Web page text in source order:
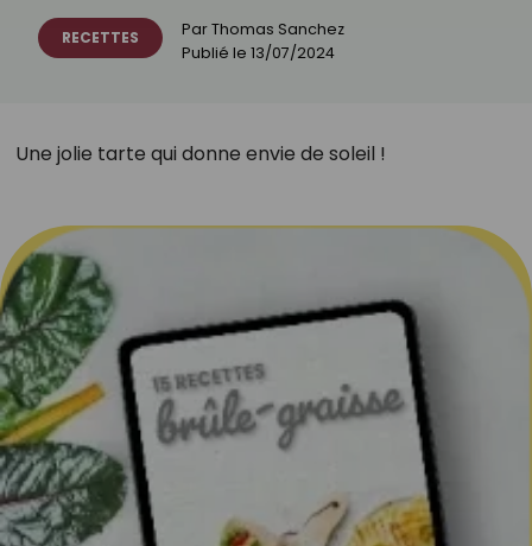
RECETTES ParThomas Sanchez
Publié le 13/07/2024
Une jolie tarte qui donne envie de soleil !